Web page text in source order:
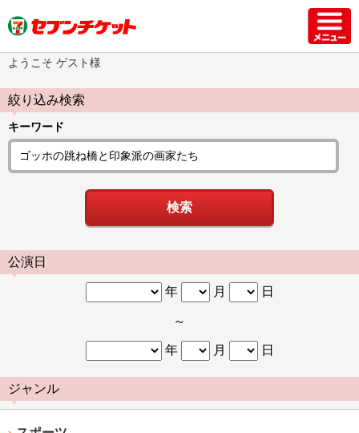
ようこそ ゲスト様
絞り込み検索
キーワード
公演日
年 月 日
～
年 月 日
ジャンル